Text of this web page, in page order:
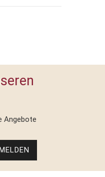
Angebote